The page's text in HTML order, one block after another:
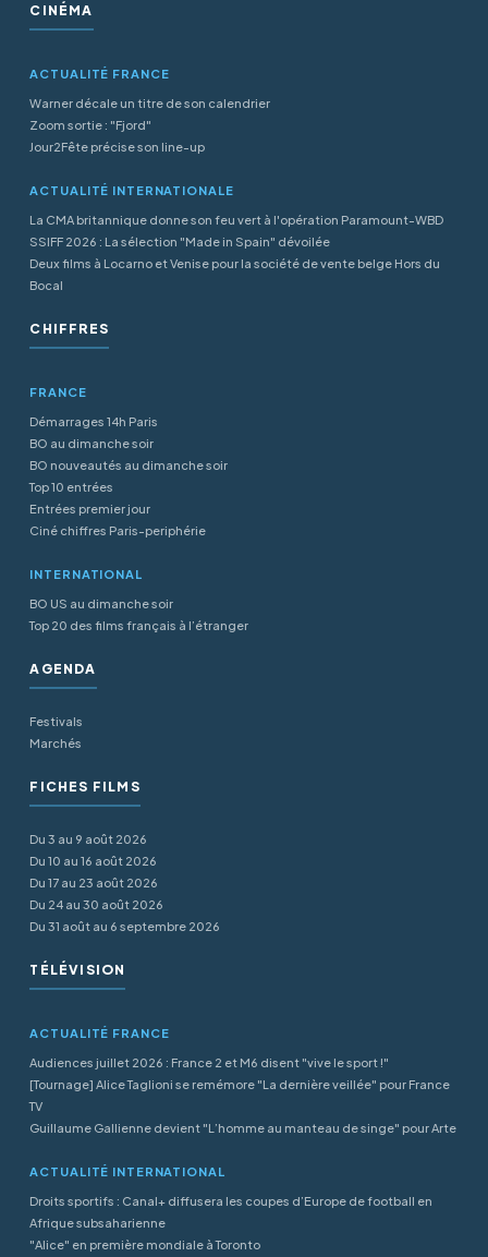
CINÉMA
ACTUALITÉ FRANCE
Warner décale un titre de son calendrier
Zoom sortie : "Fjord"
Jour2Fête précise son line-up
ACTUALITÉ INTERNATIONALE
La CMA britannique donne son feu vert à l'opération Paramount-WBD
SSIFF 2026 : La sélection "Made in Spain" dévoilée
Deux films à Locarno et Venise pour la société de vente belge Hors du
Bocal
CHIFFRES
FRANCE
Démarrages 14h Paris
BO au dimanche soir
BO nouveautés au dimanche soir
Top 10 entrées
Entrées premier jour
Ciné chiffres Paris-periphérie
INTERNATIONAL
BO US au dimanche soir
Top 20 des films français à l’étranger
AGENDA
Festivals
Marchés
FICHES FILMS
Du 3 au 9 août 2026
Du 10 au 16 août 2026
Du 17 au 23 août 2026
Du 24 au 30 août 2026
Du 31 août au 6 septembre 2026
TÉLÉVISION
ACTUALITÉ FRANCE
Audiences juillet 2026 : France 2 et M6 disent "vive le sport !"
[Tournage] Alice Taglioni se remémore "La dernière veillée" pour France
TV
Guillaume Gallienne devient "L’homme au manteau de singe" pour Arte
ACTUALITÉ INTERNATIONAL
Droits sportifs : Canal+ diffusera les coupes d’Europe de football en
Afrique subsaharienne
"Alice" en première mondiale à Toronto